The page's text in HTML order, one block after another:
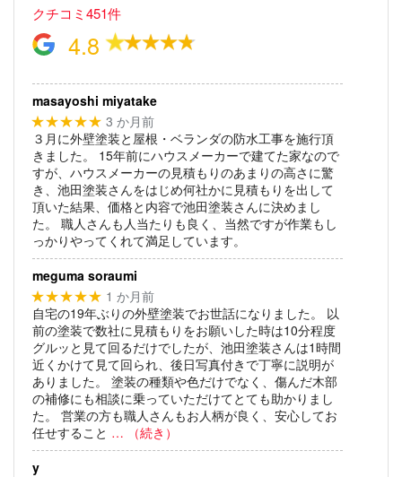
クチコミ451件
4.8
masayoshi miyatake
★★★★★ 3 か月前
３月に外壁塗装と屋根・ベランダの防水工事を施行頂
きました。
15年前にハウスメーカーで建てた家なので
すが、ハウスメーカーの見積もりのあまりの高さに驚
き、池田塗装さんをはじめ何社かに見積もりを出して
頂いた結果、価格と内容で池田塗装さんに決めまし
た。
職人さんも人当たりも良く、当然ですが作業もし
っかりやってくれて満足しています。
meguma soraumi
★★★★★ 1 か月前
自宅の19年ぶりの外壁塗装でお世話になりました。
以
前の塗装で数社に見積もりをお願いした時は10分程度
グルッと見て回るだけでしたが、池田塗装さんは1時間
近くかけて見て回られ、後日写真付きで丁寧に説明が
ありました。
塗装の種類や色だけでなく、傷んだ木部
の補修にも相談に乗っていただけてとても助かりまし
た。
営業の方も職人さんもお人柄が良く、安心してお
任せすること … （続き）
y